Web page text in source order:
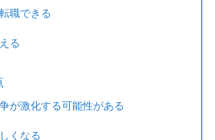
職できる
る
が激化する可能性がある
くなる